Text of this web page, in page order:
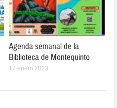
Agenda semanal de la
Biblioteca de Montequinto
17 enero 2023